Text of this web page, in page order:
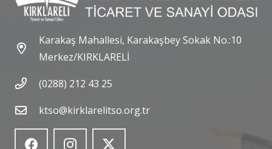
Karakaş Mahallesi, Karakaşbey Sokak No.:10
Merkez/KIRKLARELİ
(0288) 212 43 25
ktso@kirklarelitso.org.tr